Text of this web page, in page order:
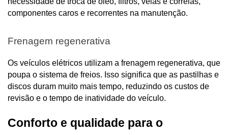
componentes caros e recorrentes na manutenção.
Frenagem regenerativa
Os veículos elétricos utilizam a frenagem regenerativa, que
poupa o sistema de freios. Isso significa que as pastilhas e
discos duram muito mais tempo, reduzindo os custos de
revisão e o tempo de inatividade do veículo.
Conforto e qualidade para o